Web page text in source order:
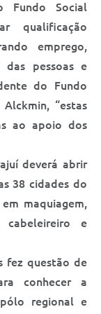
Fundo Social
qualificação
emprego,
das pessoas e
do Fundo
“estas
ao apoio dos
deverá abrir
38 cidades do
maquiagem,
cabeleireiro e
fez questão de
conhecer a
regional e